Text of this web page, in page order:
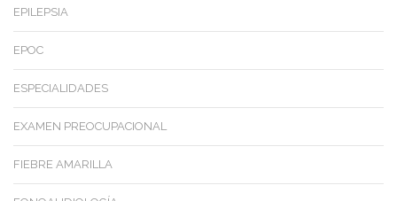
EPILEPSIA
EPOC
ESPECIALIDADES
EXAMEN PREOCUPACIONAL
FIEBRE AMARILLA